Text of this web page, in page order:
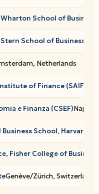
School of
School of Business,
Netherlands
of Finance (SAIF),
e Finanza (CSEF)Napoli,
School, Harvard
Fisher College of
Genève/Zürich, Switzerland